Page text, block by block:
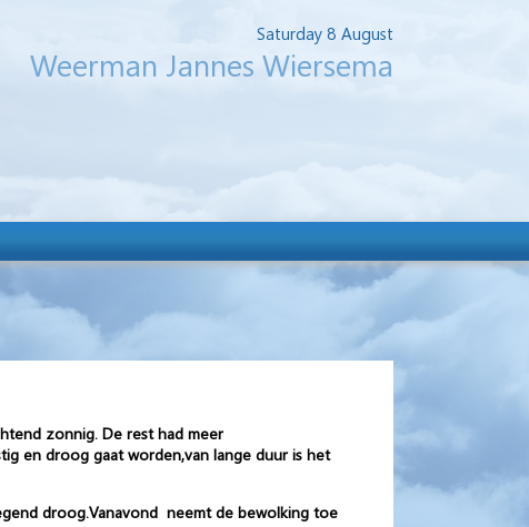
Saturday 8 August
Weerman Jannes Wiersema
zonnig. De rest had meer
en droog gaat worden,van lange duur is het
droog.Vanavond neemt de bewolking toe